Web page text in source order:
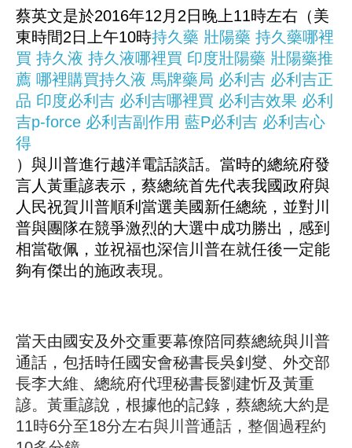
蔡英文是於2016年12月2日晚上11時左右（美
東時間2日上午10時持久藥 壯陽藥 持久藥哪裡
買 持久液 持久液哪裡買 印度壯陽藥 壯陽藥推
薦 哪裡購買持久液 馬牌藥局 必利吉 必利吉正
品 印度必利吉 必利吉哪裡買 必利吉效果 必利
吉p-force 必利吉副作用 藍P必利吉 必利吉心
得
）與川普進行越洋電話談話。當時的總統府發
言人黃重諺表示，蔡總統首先代表我國政府與
人民祝賀川普順利當選美國新任總統，並對川
普與團隊在競爭激烈的大選中成功勝出，感到
相當敬佩，並祝福也深信川普在就任後一定能
夠有傑出的施政表現。
當天由國安及外交重要幕僚陪同蔡總統與川普
通話，包括時任國安會秘書長吳釗燮、外交部
長李大維、總統府代理秘書長劉建忻及黃重
諺。黃重諺說，根據他的記錄，蔡總統大約是
11時6分至18分左右與川普通話，整個過程約